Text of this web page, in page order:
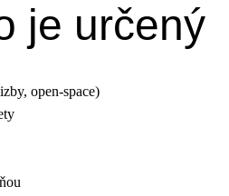
je určený
open-space)